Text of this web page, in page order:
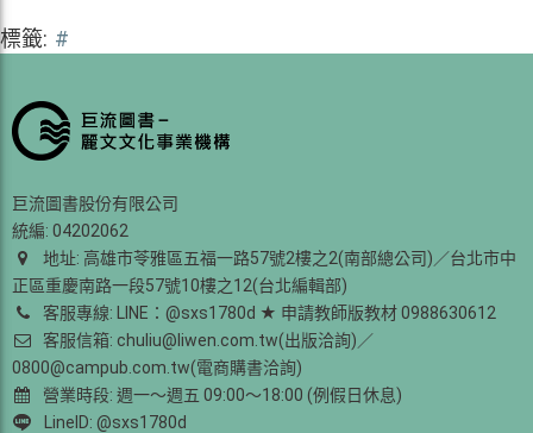
標籤: #
巨流圖書股份有限公司
統編: 04202062
地址: 高雄市苓雅區五福一路57號2樓之2(南部總公司)／台北市中
正區重慶南路一段57號10樓之12(台北編輯部)
客服專線: LINE：@sxs1780d ★ 申請教師版教材 0988630612
客服信箱: chuliu@liwen.com.tw(出版洽詢)／
0800@campub.com.tw(電商購書洽詢)
營業時段: 週一～週五 09:00～18:00 (例假日休息)
LineID: @sxs1780d